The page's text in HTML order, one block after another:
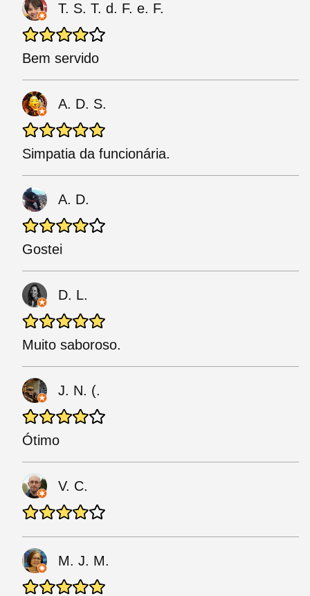
T. S. T. d. F. e. F.
Bem servido
A. D. S.
Simpatia da funcionária.
A. D.
Gostei
D. L.
Muito saboroso.
J. N. (.
Ótimo
V. C.
M. J. M.